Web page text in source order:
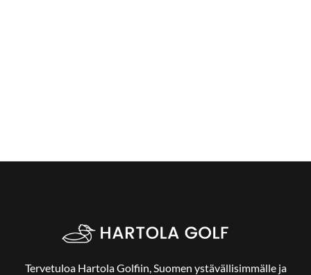
Tervetuloa Hartola Golfiin, Suomen ystävällisimmälle ja